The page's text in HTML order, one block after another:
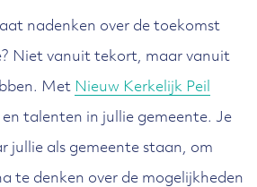
nadenken over de toekomst
Niet vanuit tekort, maar vanuit
Met Nieuw Kerkelijk Peil
talenten in jullie gemeente. Je
jullie als gemeente staan, om
te denken over de mogelijkheden